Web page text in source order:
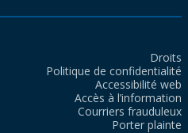
Droits
Politique de confidentialité
Accessibilité web
Accès à l’information
Courriers frauduleux
Porter plainte